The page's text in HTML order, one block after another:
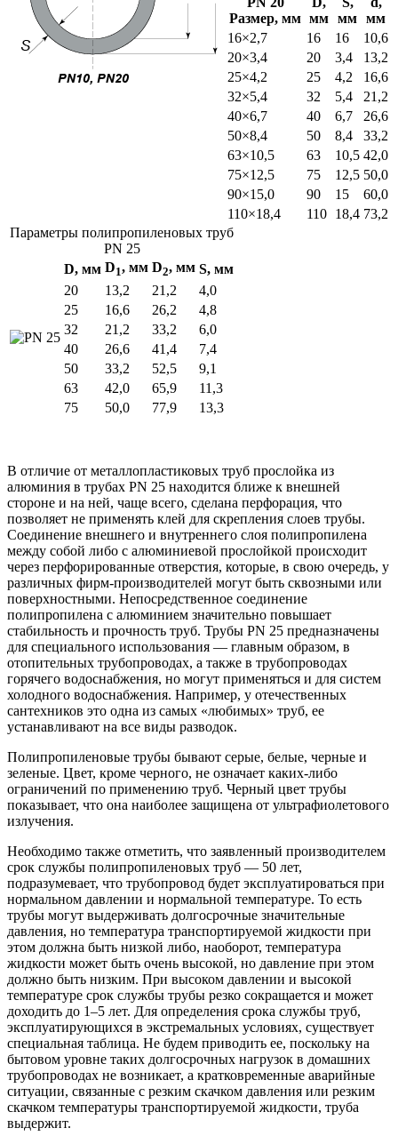
Размер, мм мм мм мм
16×2,7
16 16
10,6
20×3,4
20 3,4
13,2
25×4,2
25 4,2
16,6
32×5,4
32 5,4
21,2
40×6,7
40 6,7
26,6
50×8,4
50 8,4
33,2
63×10,5
63 10,5 42,0
75×12,5
75 12,5 50,0
90×15,0
90 15
60,0
110×18,4
110 18,4 73,2
Параметры полипропиленовых труб
PN 25
D, мм D1, мм D2, мм S, мм
20
13,2 21,2
4,0
25
16,6 26,2
4,8
32
21,2 33,2
6,0
40
26,6 41,4
7,4
50
33,2 52,5
9,1
63
42,0 65,9
11,3
75
50,0 77,9 13,3
В отличие от металлопластиковых труб прослойка из
алюминия в трубах PN 25 находится ближе к внешней
стороне и на ней, чаще всего, сделана перфорация, что
позволяет не применять клей для скрепления слоев трубы.
Соединение внешнего и внутреннего слоя полипропилена
между собой либо с алюминиевой прослойкой происходит
через перфорированные отверстия, которые, в свою очередь, у
различных фирм-производителей могут быть сквозными или
поверхностными. Непосредственное соединение
полипропилена с алюминием значительно повышает
стабильность и прочность труб. Трубы PN 25 предназначены
для специального использования — главным образом, в
отопительных трубопроводах, а также в трубопроводах
горячего водоснабжения, но могут применяться и для систем
холодного водоснабжения. Например, у отечественных
сантехников это одна из самых «любимых» труб, ее
устанавливают на все виды разводок.
Полипропиленовые трубы бывают серые, белые, черные и
зеленые. Цвет, кроме черного, не означает каких-либо
ограничений по применению труб. Черный цвет трубы
показывает, что она наиболее защищена от ультрафиолетового
излучения.
Необходимо также отметить, что заявленный производителем
срок службы полипропиленовых труб — 50 лет,
подразумевает, что трубопровод будет эксплуатироваться при
нормальном давлении и нормальной температуре. То есть
трубы могут выдерживать долгосрочные значительные
давления, но температура транспортируемой жидкости при
этом должна быть низкой либо, наоборот, температура
жидкости может быть очень высокой, но давление при этом
должно быть низким. При высоком давлении и высокой
температуре срок службы трубы резко сокращается и может
доходить до 1–5 лет. Для определения срока службы труб,
эксплуатирующихся в экстремальных условиях, существует
специальная таблица. Не будем приводить ее, поскольку на
бытовом уровне таких долгосрочных нагрузок в домашних
трубопроводах не возникает, а кратковременные аварийные
ситуации, связанные с резким скачком давления или резким
скачком температуры транспортируемой жидкости, труба
выдержит.